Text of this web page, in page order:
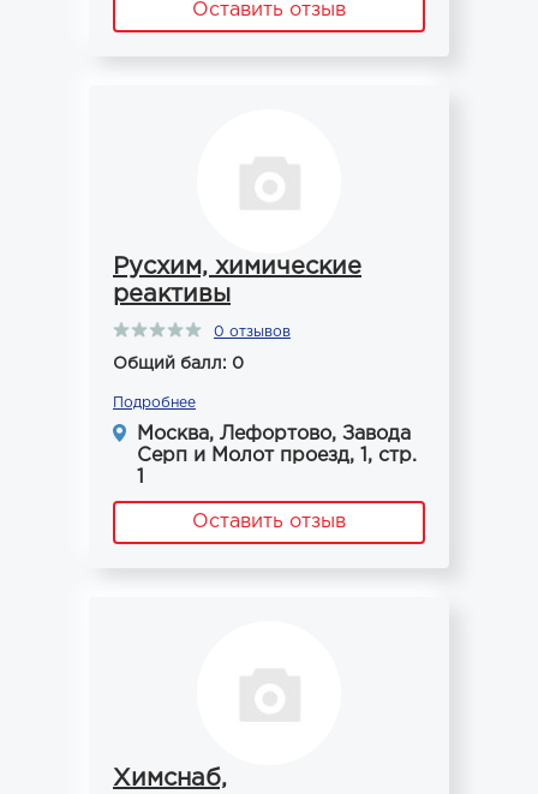
Оставить отзыв
Русхим, химические
реактивы
0 отзывов
Общий балл: 0
Подробнее
Москва, Лефортово, Завода
Серп и Молот проезд, 1, стр.
Оставить отзыв
Химснаб,